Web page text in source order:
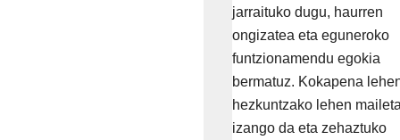
jarraituko dugu, haurren
ongizatea eta eguneroko
funtzionamendu egokia
bermatuz. Kokapena
hezkuntzako lehen
izango da eta zehaztuko